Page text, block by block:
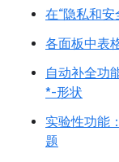
在“隐私和
各面板中表
自动补全功
*-形状
实验性功能
题